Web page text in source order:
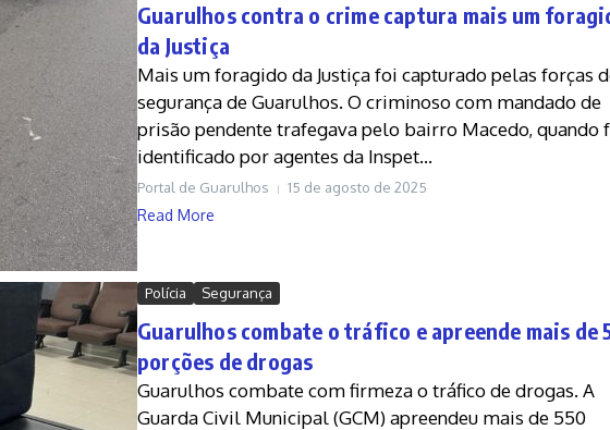
Guarulhos contra o crime captura mais um
da Justiça
Mais um foragido da Justiça foi capturado pelas forças
segurança de Guarulhos. O criminoso com mandado de
prisão pendente trafegava pelo bairro Macedo, quando
identificado por agentes da Inspet...
Portal de Guarulhos 15 de agosto de 2025
Read More
Polícia Segurança
Guarulhos combate o tráfico e apreende mais de
porções de drogas
Guarulhos combate com firmeza o tráfico de drogas. A
Guarda Civil Municipal (GCM) apreendeu mais de 550